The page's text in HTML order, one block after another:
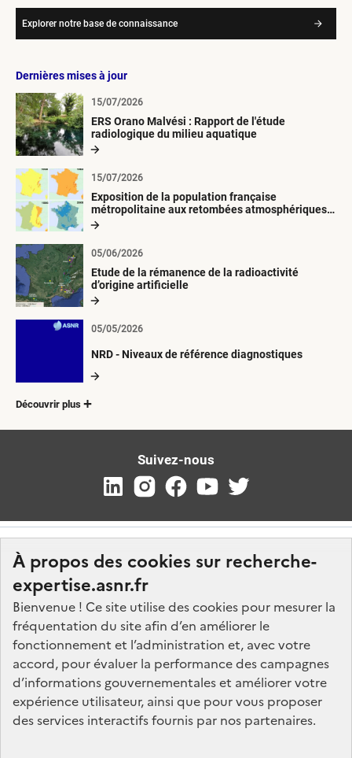
À propos des cookies sur recherche-
expertise.asnr.fr
Bienvenue ! Ce site utilise des cookies pour mesurer la
fréquentation du site afin d’en améliorer le
fonctionnement et l’administration et, avec votre
accord, pour évaluer la performance des campagnes
d’informations gouvernementales et améliorer votre
expérience utilisateur, ainsi que pour vous proposer
des services interactifs fournis par nos partenaires.
Explorer notre base de connaissance
Dernières mises à jour
ERS Orano Malvési : Rapport de l'étude
radiologique du milieu aquatique
15/07/2026
Exposition de la population française
métropolitaine aux retombées atmosphériques
radioactives depuis 1945
15/07/2026
Etude de la rémanence de la radioactivité
d’origine artificielle
05/06/2026
NRD - Niveaux de référence diagnostiques
05/05/2026
Découvrir plus
Suivez-nous
Nos marchés
Nos offres d'emploi
FAQ
Glossaire